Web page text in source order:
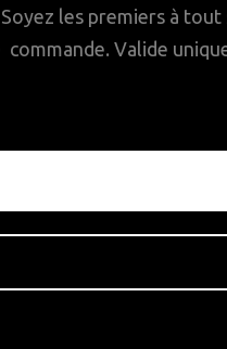
Soyez les premiers à
Valide